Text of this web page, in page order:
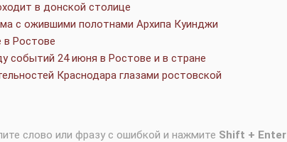
в донской столице
с ожившими полотнами Архипа Куинджи
в Ростове
событий 24 июня в Ростове и в стране
Краснодара глазами ростовской
слово или фразу с ошибкой и нажмите Shift + Enter